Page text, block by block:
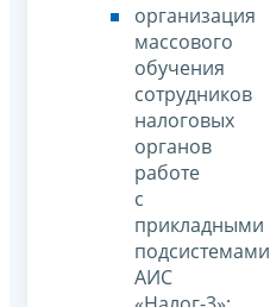
организация
массового
обучения
сотрудников
налоговых
органов
работе
с
прикладными
подсистемами
АИС